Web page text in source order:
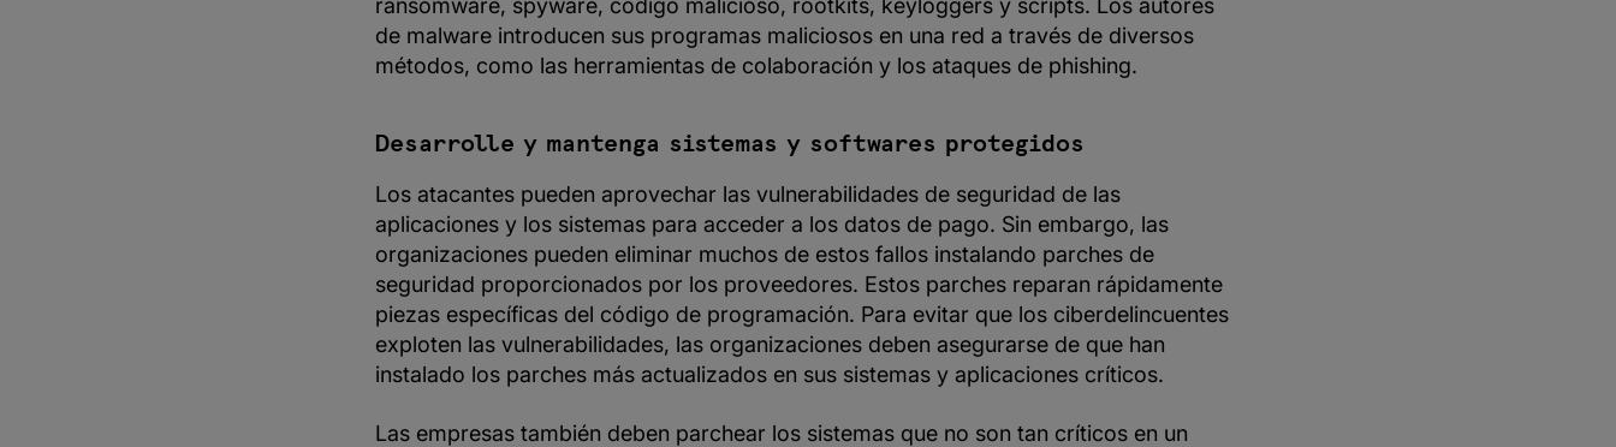
ransomware, spyware, código malicioso, rootkits, keyloggers y scripts. Los autores
de malware introducen sus programas maliciosos en una red a través de diversos
métodos, como las herramientas de colaboración y los ataques de phishing.
Desarrolle y mantenga sistemas y softwares protegidos
Los atacantes pueden aprovechar las vulnerabilidades de seguridad de las
aplicaciones y los sistemas para acceder a los datos de pago. Sin embargo, las
organizaciones pueden eliminar muchos de estos fallos instalando parches de
seguridad proporcionados por los proveedores. Estos parches reparan rápidamente
piezas específicas del código de programación. Para evitar que los ciberdelincuentes
exploten las vulnerabilidades, las organizaciones deben asegurarse de que han
instalado los parches más actualizados en sus sistemas y aplicaciones críticos.
Las empresas también deben parchear los sistemas que no son tan críticos en un